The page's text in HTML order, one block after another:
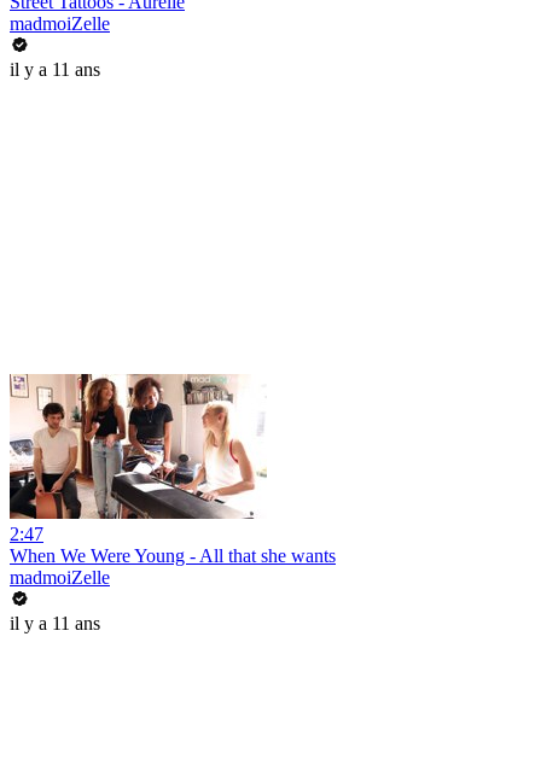
madmoiZelle
il y a 11 ans
2:47
When We Were Young - All that she wants
madmoiZelle
il y a 11 ans